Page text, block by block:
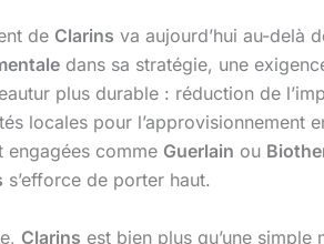
de Clarins va aujourd’hui au-delà
dans sa stratégie, une
plus durable : réduction de
locales pour l’approvisionnement
engagées comme Guerlain ou
s’efforce de porter haut.
Clarins est bien plus qu’une